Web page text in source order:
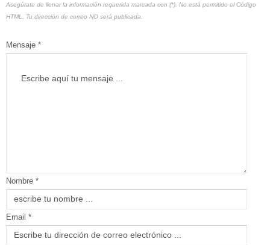
Asegúrate de llenar la información requerida marcada con (*). No está permitido el Código
HTML. Tu dirección de correo NO será publicada.
Mensaje *
Nombre *
Email *